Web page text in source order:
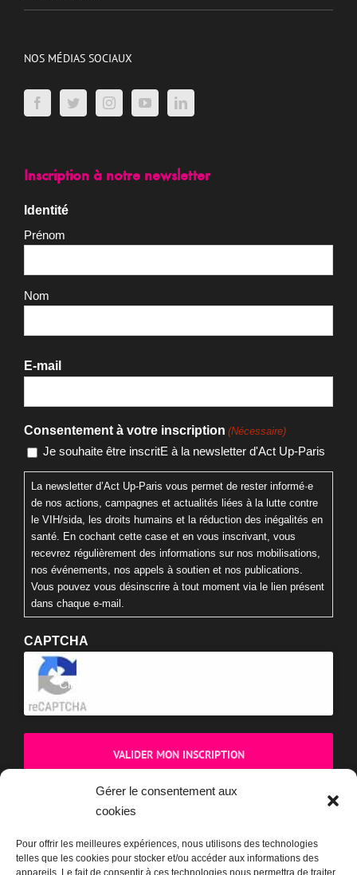
Gérer le consentement aux
cookies
Pour offrir les meilleures expériences, nous utilisons des technologies
telles que les cookies pour stocker et/ou accéder aux informations des
appareils. Le fait de consentir à ces technologies nous permettra de traiter
NOS MÉDIAS SOCIAUX
Inscription à notre newsletter
Identité
Prénom
Nom
E-mail
Consentement à votre inscription (Nécessaire)
Je souhaite être inscritE à la newsletter d'Act Up-Paris
La newsletter d’Act Up-Paris vous permet de rester informé·e
de nos actions, campagnes et actualités liées à la lutte contre
le VIH/sida, les droits humains et la réduction des inégalités en
santé. En cochant cette case et en vous inscrivant, vous
recevrez régulièrement des informations sur nos mobilisations,
nos événements, nos appels à soutien et nos publications.
Vous pouvez vous désinscrire à tout moment via le lien présent
dans chaque e-mail.
CAPTCHA
Cliquez pour accepter la validation reCaptcha.
BOUTIQUE